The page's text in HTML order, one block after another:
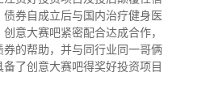
券自成立后与国内治疗健身医
意大赛吧紧密配合达成合作，
的帮助，并与同行业同一哥俩
了创意大赛吧得奖好投资项目